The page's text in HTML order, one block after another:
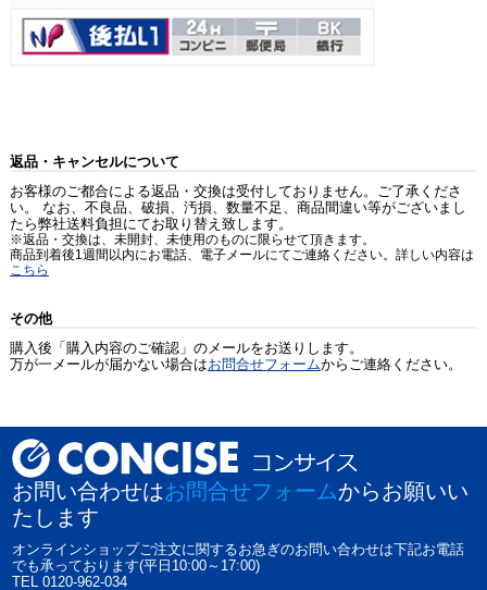
返品・キャンセルについて
お客様のご都合による返品・交換は受付しておりません。ご了承くださ
い。 なお、不良品、破損、汚損、数量不足、商品間違い等がございまし
たら弊社送料負担にてお取り替え致します。
※返品・交換は、未開封、未使用のものに限らせて頂きます。
商品到着後1週間以内にお電話、電子メールにてご連絡ください。詳しい内容は
こちら
その他
購入後「購入内容のご確認」のメールをお送りします。
万が一メールが届かない場合はお問合せフォームからご連絡ください。
お問い合わせはお問合せフォームからお願いい
たします
オンラインショップご注文に関するお急ぎのお問い合わせは下記お電話
でも承っております(平日10:00～17:00)
TEL 0120-962-034